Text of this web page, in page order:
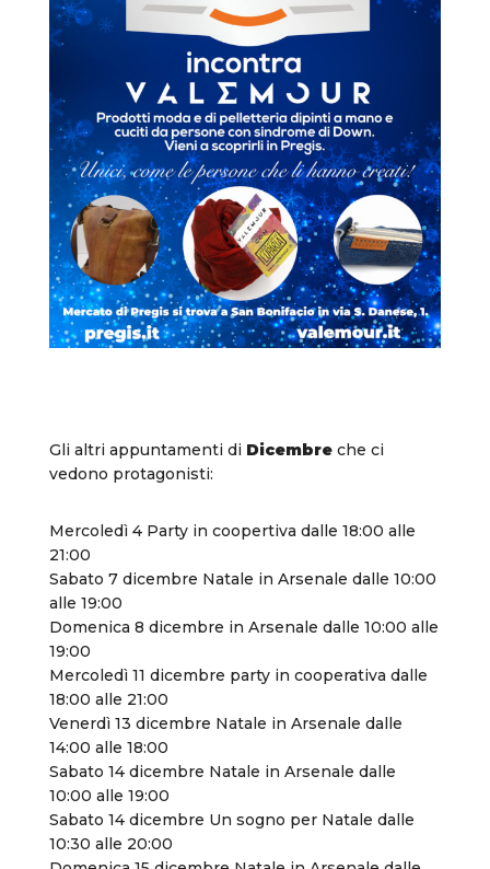
Gli altri appuntamenti di Dicembre che ci
vedono protagonisti:
Mercoledì 4 Party in coopertiva dalle 18:00 alle
21:00
Sabato 7 dicembre Natale in Arsenale dalle 10:00
alle 19:00
Domenica 8 dicembre in Arsenale dalle 10:00 alle
19:00
Mercoledì 11 dicembre party in cooperativa dalle
18:00 alle 21:00
Venerdì 13 dicembre Natale in Arsenale dalle
14:00 alle 18:00
Sabato 14 dicembre Natale in Arsenale dalle
10:00 alle 19:00
Sabato 14 dicembre Un sogno per Natale dalle
10:30 alle 20:00